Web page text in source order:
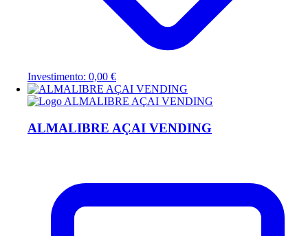
Investimento: 0,00 €
ALMALIBRE AÇAI VENDING